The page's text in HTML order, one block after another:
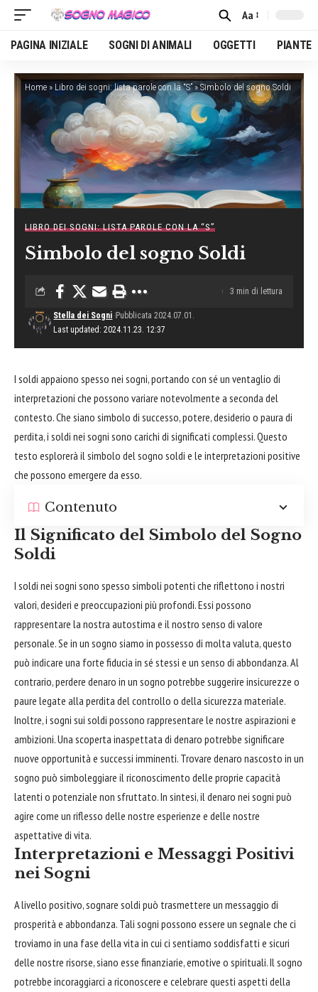
Font
Resizer
Aa
PAGINA INIZIALE SOGNI DI ANIMALI OGGETTI PIANTE
Home » Libro dei sogni: lista parole con la “S” »Simbolo del sogno Soldi
LIBRO DEI SOGNI: LISTA PAROLE CON LA “S”
Simbolo del sogno Soldi
Last updated: 2024.11.23. 12:37
Stella dei Sogni Pubblicata 2024.07.01.
3 min di lettura
I soldi appaiono spesso nei sogni, portando con sé un ventaglio di
interpretazioni che possono variare notevolmente a seconda del
contesto. Che siano simbolo di successo, potere, desiderio o paura di
perdita, i soldi nei sogni sono carichi di significati complessi. Questo
testo esplorerà il simbolo del sogno soldi e le interpretazioni positive
che possono emergere da esso.
Contenuto
Il Significato del Simbolo del Sogno
Soldi
I soldi nei sogni sono spesso simboli potenti che riflettono i nostri
valori, desideri e preoccupazioni più profondi. Essi possono
rappresentare la nostra autostima e il nostro senso di valore
personale. Se in un sogno siamo in possesso di molta valuta, questo
può indicare una forte fiducia in sé stessi e un senso di abbondanza. Al
contrario, perdere denaro in un sogno potrebbe suggerire insicurezze o
paure legate alla perdita del controllo o della sicurezza materiale.
Inoltre, i sogni sui soldi possono rappresentare le nostre aspirazioni e
ambizioni. Una scoperta inaspettata di denaro potrebbe significare
nuove opportunità e successi imminenti. Trovare denaro nascosto in un
sogno può simboleggiare il riconoscimento delle proprie capacità
latenti o potenziale non sfruttato. In sintesi, il denaro nei sogni può
agire come un riflesso delle nostre esperienze e delle nostre
aspettative di vita.
Interpretazioni e Messaggi Positivi
nei Sogni
A livello positivo, sognare soldi può trasmettere un messaggio di
prosperità e abbondanza. Tali sogni possono essere un segnale che ci
troviamo in una fase della vita in cui ci sentiamo soddisfatti e sicuri
delle nostre risorse, siano esse finanziarie, emotive o spirituali. Il sogno
potrebbe incoraggiarci a riconoscere e celebrare questi aspetti della